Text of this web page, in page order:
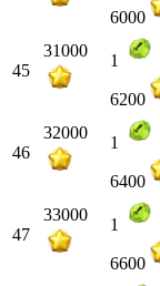
6000
45
31000
1
6200
46
32000
1
6400
47
33000
1
6600